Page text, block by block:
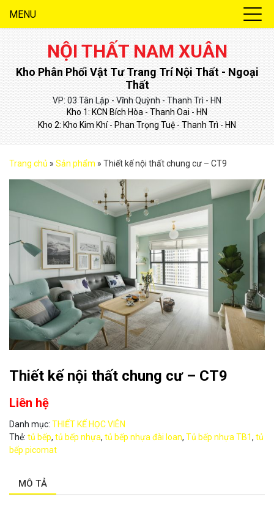
MENU
NỘI THẤT NAM XUÂN
Kho Phân Phối Vật Tư Trang Trí Nội Thất - Ngoại
Thất
VP: 03 Tân Lập - Vĩnh Quỳnh - Thanh Trì - HN
Kho 1: KCN Bích Hòa - Thanh Oai - HN
Kho 2: Kho Kim Khí - Phan Trọng Tuệ - Thanh Trì - HN
Trang chủ » Sản phẩm » Thiết kế nội thất chung cư – CT9
Thiết kế nội thất chung cư – CT9
Liên hệ
Danh mục: THIẾT KẾ HỌC VIÊN
Thẻ: tủ bếp, tủ bếp nhựa, tủ bếp nhựa đài loan, Tủ bếp nhựa TB1, tủ
bếp picomat
MÔ TẢ